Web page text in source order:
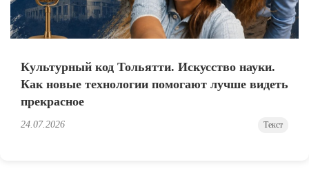
Культурный код Тольятти. Искусство науки.
Как новые технологии помогают лучше видеть
прекрасное
24.07.2026 Текст